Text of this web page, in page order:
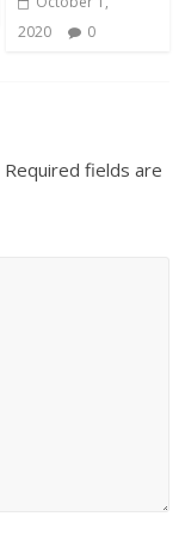
2020
0
Required fields are